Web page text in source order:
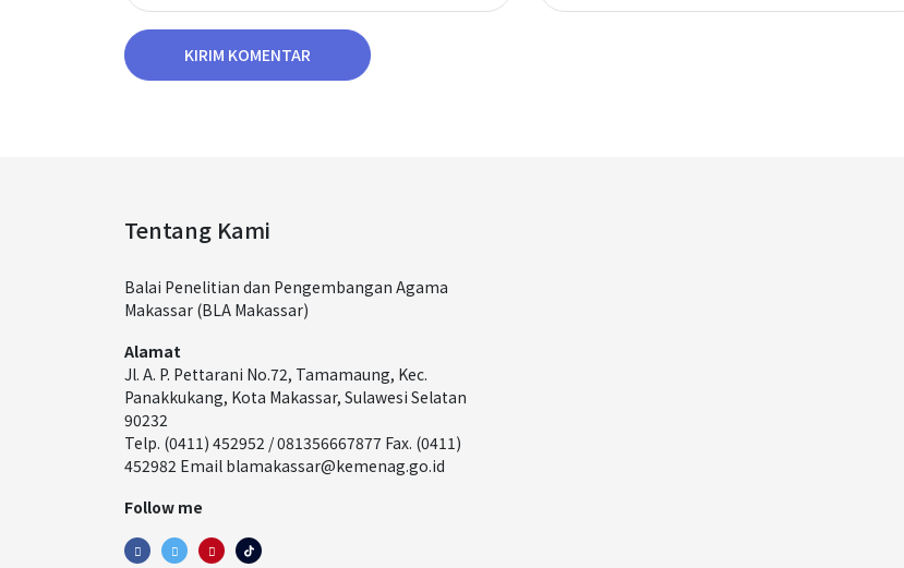
KIRIM KOMENTAR
Tentang Kami
Balai Penelitian dan Pengembangan Agama
Makassar (BLA Makassar)
Alamat
Jl. A. P. Pettarani No.72, Tamamaung, Kec.
Panakkukang, Kota Makassar, Sulawesi Selatan
90232
Telp. (0411) 452952 / 081356667877 Fax. (0411)
452982 Email blamakassar@kemenag.go.id
Follow me